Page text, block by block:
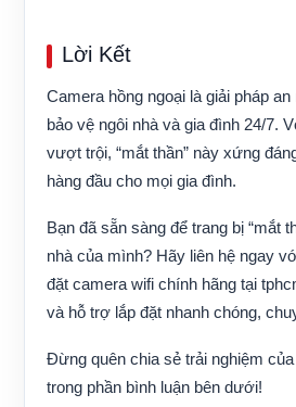
Lời Kết
Camera hồng ngoại là giải pháp
bảo vệ ngôi nhà và gia đình 24/7.
vượt trội, “mắt thần” này xứng
hàng đầu cho mọi gia đình.
Bạn đã sẵn sàng để trang bị “mắt
nhà của mình? Hãy liên hệ ngay
đặt camera wifi chính hãng tại
và hỗ trợ lắp đặt nhanh chóng,
Đừng quên chia sẻ trải nghiệm
trong phần bình luận bên dưới!